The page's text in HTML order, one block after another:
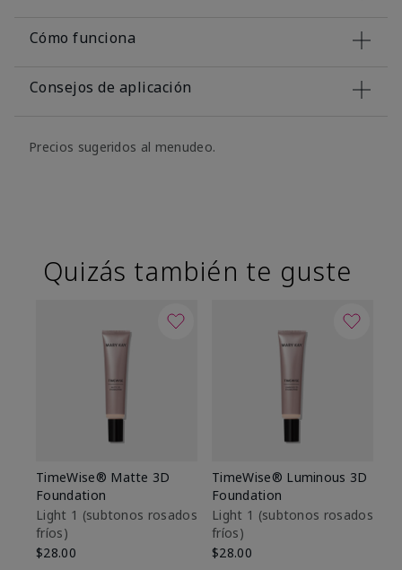
Cómo funciona
Consejos de aplicación
Precios sugeridos al menudeo.
Quizás también te guste
TimeWise® Matte 3D
Foundation
Light 1​ (subtonos rosados
fríos)
$28.00
TimeWise® Luminous 3D
Foundation
Light 1​ (subtonos rosados
fríos)
$28.00